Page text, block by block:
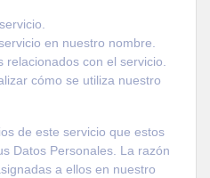
en nuestro nombre.
relacionados con el servicio.
cómo se utiliza nuestro
de este servicio que estos
Datos Personales. La razón
a ellos en nuestro